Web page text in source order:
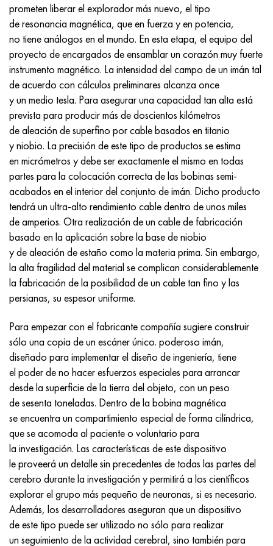
prometen liberar el explorador más nuevo, el tipo
de resonancia magnética, que en fuerza y ​​en potencia,
no tiene análogos en el mundo. En esta etapa, el equipo del
proyecto de encargados de ensamblar un corazón muy fuerte
instrumento magnético. La intensidad del campo de un imán tal
de acuerdo con cálculos preliminares alcanza once
y un medio tesla. Para asegurar una capacidad tan alta está
prevista para producir más de doscientos kilómetros
de aleación de superfino por cable basados ​​en titanio
y niobio. La precisión de este tipo de productos se estima
en micrómetros y debe ser exactamente el mismo en todas
partes para la colocación correcta de las bobinas semi-
acabados en el interior del conjunto de imán. Dicho producto
tendrá un ultra-alto rendimiento cable dentro de unos miles
de amperios. Otra realización de un cable de fabricación
basado en la aplicación sobre la base de niobio
y de aleación de estaño como la materia prima. Sin embargo,
la alta fragilidad del material se complican considerablemente
la fabricación de la posibilidad de un cable tan fino y las
persianas, su espesor uniforme.
Para empezar con el fabricante compañía sugiere construir
sólo una copia de un escáner único. poderoso imán,
diseñado para implementar el diseño de ingeniería, tiene
el poder de no hacer esfuerzos especiales para arrancar
desde la superficie de la tierra del objeto, con un peso
de sesenta toneladas. Dentro de la bobina magnética
se encuentra un compartimiento especial de forma cilíndrica,
que se acomoda al paciente o voluntario para
la investigación. Las características de este dispositivo
le proveerá un detalle sin precedentes de todas las partes del
cerebro durante la investigación y permitirá a los científicos
explorar el grupo más pequeño de neuronas, si es necesario.
Además, los desarrolladores aseguran que un dispositivo
de este tipo puede ser utilizado no sólo para realizar
un seguimiento de la actividad cerebral, sino también para
Inconel 693
Inconel 706
Inconel 718
Inconel 725
Inconel 738
Inconel 792
InconelX750
Inconel HX
Incotherm
incotest
Jette M152
Cobalto 6B
maraging 250
René 41
Maraging 300
Maraging 350
MP35N
40KHNM
Aleación 40HNYU-VI
Aleación 42N, Invar
aleación
42NKhTYu
44NKhTYu
Aleación 45N
45НХТ
47ND
47НХР
49KF
49K2F, 49K2FA-VI
Aleación 50N
Aleación 50NP
50NHS
Aleación 52N
52K12F
KhN56MVKYU
KhN56MVTYu
XN56MBYUD
ХН58В
XN60VMTYUR
XH60VT
XH60M
XN60YU
HN62VMYUT
HN62MVKYU
HN63MB
XN65VM
KhN65VMTYu
KhN67MVTYu
KhN68VKTYU
KhN68VMTYUK-vd
KhN70VMTYu
VT-14
VT-16
VT18, VT18U
BT20
VT20-1 sv
VT20-2 sv
BT22
VT-23
VT-35
PT-1M
PT-3V
PT-7M
2B
SPT-2 sv
A LAS 3
3M
TL3
Ti-6Al-6V-2Sn
Ti-6Al-2Sn-4Zr-2Mo
Ti-6Al-2Sn-4Zr-6Mo
Ti-8Al-1Mo-1V
Ti-10V-2Fe-3Al
Ti-15V-3Cr-3Sn-3Al
Aleaciones de titanio alfa-beta
Aleación de níquel y titanio
1.4910 - AISI 316Ln
1.4919-asi 316h
Aleación 1.4922
Aleación 1.4923
Aleación 286 - 1.4944
Aisi 347H - 1.4961
Aleación A-286
Tubo resistente al calor resistente al calor
Aleación 1.4418
1.4429 - AISI 316Ln
Aleación 1.4430
Aleación 1.4432
Aleación 1.4435
Aleación 1.4436
1.4438 - AISI 317L
1.4439 - AISI 317LMn
1.4466 - AISI 310MoLn
Aleación Al6xn
15-7Ph® - 1.4532
PH 13-8 meses - 1.4534
1.4542 - 17-4Ph®
Custom 455® - 1.4543 - uns s45500
1.4545 - 15-5Ph®
1.4548 - 17-4Ph®
1.4550 - AISI 347
1.4008 - AISI 414
1.4512 - AISI 409
08Х17Н15М3Т
08X18N12B
08Х21Н6М2Т
09x14n19v2br
10X11H20T2R
10x11n20t3r
10х11н23т3мр
10H14G14N4T
10X17H13M3T
10X18N18Yu4D
11X11N2V2MF
12Х18Н9Т
13X11N2V2MF
15x11mf
15х12vnmf
15Х12Н2MVFAB
15X16K5N2MVFAB
C95300, CuAl9
C62300-CuAl10Fe3
C62400-CuAl11Fe3
Bronce de níquel aluminio
c63000, 2.0966, CuAl10Ni5Fe4
c95500, 2.0975, CuAI10Fe5Ni5
C95800, 2.0975, CuAl10Ni
C95520, CuAl11Ni
2,0872, CuNi10Fe1Mn, Cw352h
Bronce aluminio silicio
CW301G, C64200
bronce de silicio
C65500, CuAl11Fe3
C65620, CuSi3Fe2Zn3
C65100, CuSi1.5
Bronce estaño-plomo
c92200, CuSn6Zn4Pb2
Lo70-1, CuZn28Sn1As, c44300
Lo90-1, C41000
Lc40s, CuZn37AI1, C85800
LMC58-2, 2.0572, CuZn40Mn2
LC59-1-1
LAZH60-1-1
LK80-3
C37700, 2.0380, CuZn39Pb2
C38500, 2.0401, CuZn39Pb3
C38010, 2.0402, CuZn40Pb2
C35330, CuZn36Pb2As, cw602n
latón aluminio
CuZn37Mn3Al2PbSi, CuZn40Al2, 2,0550
C68700, CuZn20Al2
C86300, CuZn19Al6
latón rojo
C84400, CuSn2ZnPb
C83600, CuSn5ZnPb
Vak4
Vd1, 1105
AlCuMg1, 3.1325
AlCuMg2, 3.1355
18X11MNFB, X22CrMoV12-1
20K, p265gh, st41k
30X3MF, 31CrMoV9
Acero de relajación resistente al calor
30XM, 25CrMo4, 1.7218
25X1MF, 21CrMoV5-7
25X2M1F, 24CrMoV5-5
35XM, 34CrMo4
Acero estructural de baja aleación
09G2S, 13mn6, 09g2s
14G2, 17mn4, p295gh
16g, 15ga
16G2AF, p460n, s420n
17G1S, s355j2g3
17G1S-U, St52-3, s355j0
35G2, 35s20
45G2, 45g2, AISI 1144
Aleación de acero estructural
10g2, 10g2, AISI 1513
12X2H4A, 15NiCr13, 1.5752
AC14, 11SMnPb30
20G, 20mn5
20XH3A, AISI 4320, 20hn3a
20HM, 24CrMo5, 20hm
25KhGM, 20CrMo5, 1.7264
6XS, 60MnSi4, 6h
9ХВГ, 100MnCrW4
X6VF, X100CrMoV5-1, 1.2363
X12, X210Cr12, 1.2080
X12M, X165CrMoV12, 1.2601
Kh12MF, K110, Acero D2
X12F1, X155CrVMo12-1, Nc11Lv
corte rápido
Р6М5, 1.3343, hs6-5-2, sw7m
Р6М5К5, 1.3243, hs6-5-2-5
R6M5F3, 1.3344, hs6-5-3
9М4К8,1.3207
R12F3, 1.3318, sw12
P18, 1,3355, hs18-0-1, sw18
Acero carbono
10,1.1645, C105W1
11G12, 110G13L, X120Mn12